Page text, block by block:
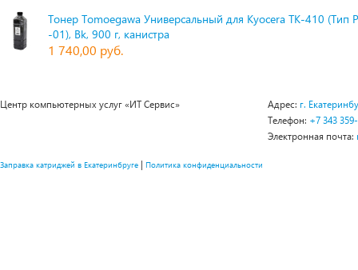
Тонер Tomoegawa Универсальный для Kyocera TK-410 (Тип
-01), Bk, 900 г, канистра
1 740,00 руб.
Центр компьютерных услуг «ИТ Сервис» Адрес: г.
Телефон: +7 343
Электронная почта:
Заправка катриджей в Екатеринбруге | Политика конфиденциальности